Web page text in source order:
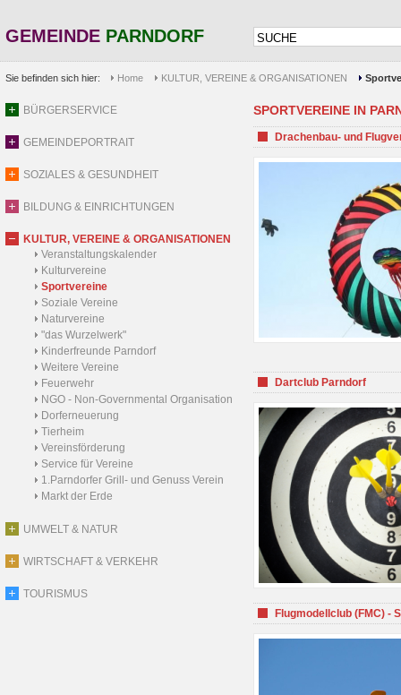
GEMEINDE PARNDORF
Sie befinden sich hier: Home KULTUR, VEREINE & ORGANISATIONEN
BÜRGERSERVICE
GEMEINDEPORTRAIT
SOZIALES & GESUNDHEIT
BILDUNG & EINRICHTUNGEN
KULTUR, VEREINE & ORGANISATIONEN
Veranstaltungskalender
Kulturvereine
Sportvereine
Soziale Vereine
Naturvereine
"das Wurzelwerk"
Kinderfreunde Parndorf
Weitere Vereine
Feuerwehr
NGO - Non-Governmental Organisation
Dorferneuerung
Tierheim
Vereinsförderung
Service für Vereine
1.Parndorfer Grill- und Genuss Verein
Markt der Erde
UMWELT & NATUR
WIRTSCHAFT & VERKEHR
TOURISMUS
SPORTVEREINE IN
Drachenbau- und
Dartclub Parndorf
Flugmodellclub (FMC) -